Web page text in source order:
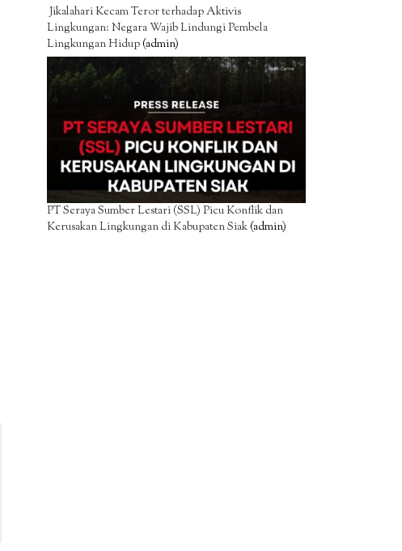
Jikalahari Kecam Teror terhadap Aktivis
Lingkungan: Negara Wajib Lindungi Pembela
Lingkungan Hidup(admin)
PT Seraya Sumber Lestari (SSL) Picu Konflik dan
Kerusakan Lingkungan di Kabupaten Siak(admin)